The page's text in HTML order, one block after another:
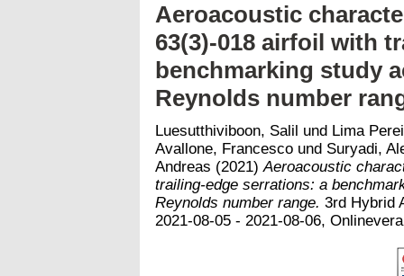
Aeroacoustic
63(3)-018 airfoil with
benchmarking study
Reynolds number
Luesutthiviboon, Salil und Lima
Avallone, Francesco und Suryadi,
Andreas (2021) Aeroacoustic
trailing-edge serrations: a
Reynolds number range. 3rd Hybrid
2021-08-05 - 2021-08-06,